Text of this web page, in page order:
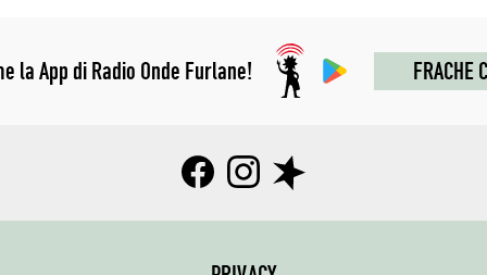
la App di Radio Onde Furlane! FRACHE